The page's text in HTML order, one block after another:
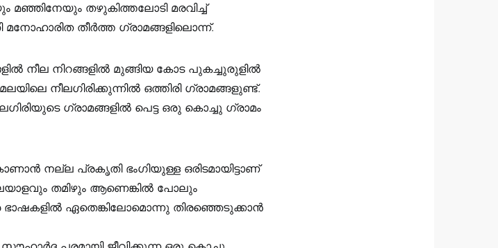
മഞ്ഞിനേയും തഴുകിത്തലോടി മരവിച്ച്
മനോഹാരിത തീർത്ത ഗ്രാമങ്ങളിലൊന്ന്.
നീല നിറങ്ങളിൽ മുങ്ങിയ കോട പുകച്ചുരുളിൽ
നീലഗിരിക്കുന്നിൽ ഒത്തിരി ഗ്രാമങ്ങളുണ്ട്.
ഗ്രാമങ്ങളിൽ പെട്ട ഒരു കൊച്ചു ഗ്രാമം
നല്ല പ്രകൃതി ഭംഗിയുള്ള ഒരിടമായിട്ടാണ്
തമിഴും ആണെങ്കിൽ പോലും
ഏതെങ്കിലോമൊന്നു തിരഞ്ഞെടുക്കാൻ